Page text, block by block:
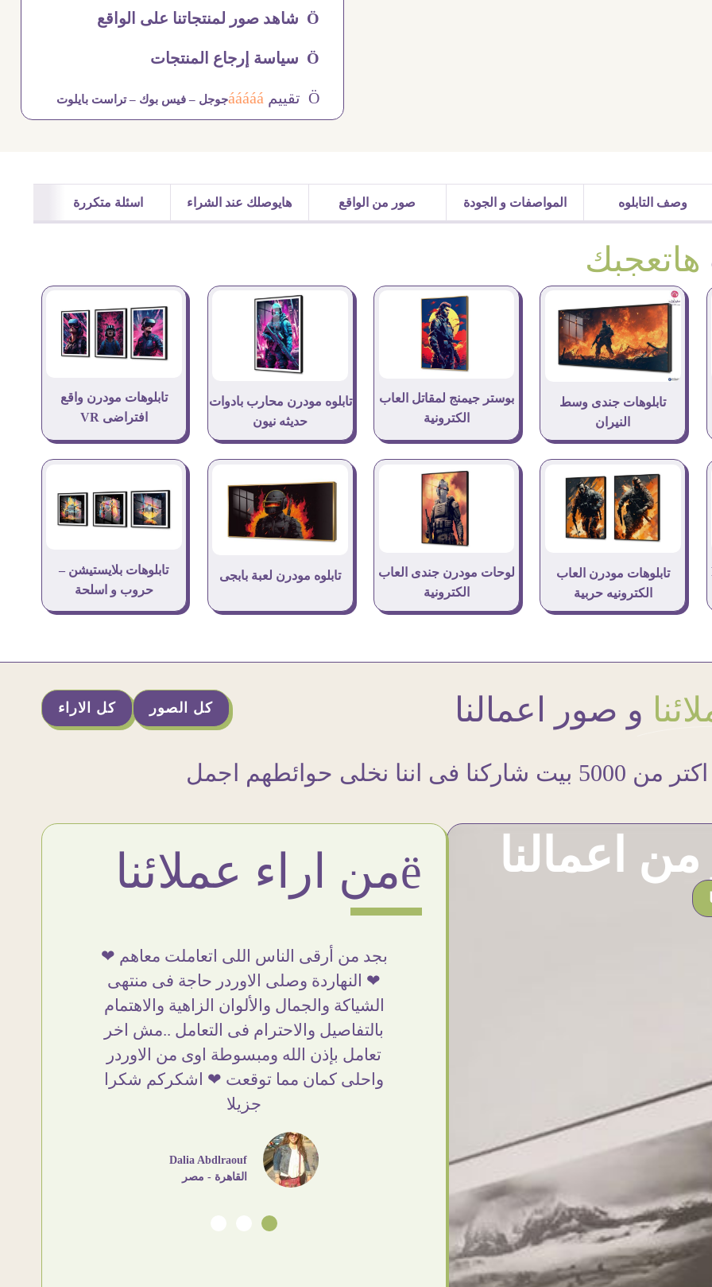
Ö شاهد صور لمنتجاتنا على الواقع
Ö سياسة إرجاع المنتجات
Ö تقييم áááááجوجل – فيس بوك –تراست بايلوت
وصف التابلوه المواصفات و الجودة صور من الواقع هايوصلك عند الشراء اسئلة متكررة
هاتعجبك
تابلوهات جندى وسط
النيران
بوستر جيمنج لمقاتل العاب
الكترونية
تابلوه مودرن محارب بادوات
حديثه نيون
تابلوهات مودرن واقع
افتراضى VR
تابلوهات مودرن العاب
الكترونيه حربية
لوحات مودرن جندى العاب
الكترونية
تابلوه مودرن لعبة بابجى
تابلوهات بلايستيشن –
حروب و اسلحة
و صور اعمالنا كل الاراء كل الصور
اكتر من 5000 بيت شاركنا فى اننا نخلى حوائطهم اجمل
اعمالنا ëمن اراء عملائنا
واحلى كمان مما توقعت ❤ اشكركم شكرا
القاهرة - مصر
شغل جميل وخامات رائعه وموقع فوق الرائع
قدرت منه اني اختار التابلوهات واركبها علي
المكان بشكل مطابق جدا للحقيقه
واهتمامهم بالتفاصيل والتغليف وإرضاء
العميل والخامات والتقفيل وسرعة التوصيل.
بصراحه وبمنتهي الأمانه مكسب كبير لاي حد
يتعامل معاهم
Ahmed Elassi
بورسعيد - مصر